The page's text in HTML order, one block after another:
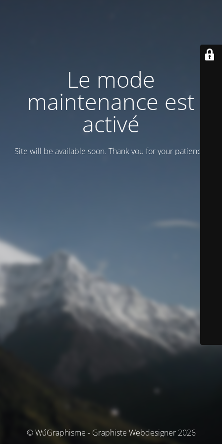
Le mode
maintenance est
activé
Site will be available soon. Thank you for your patience!
© WúGraphisme - Graphiste Webdesigner 2026